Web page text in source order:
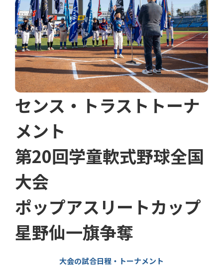
センス・トラストトーナ
メント
第20回学童軟式野球全国
大会
ポップアスリートカップ
星野仙一旗争奪
大会の試合日程・トーナメント